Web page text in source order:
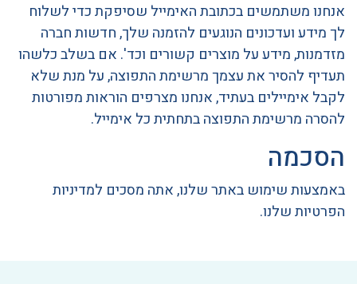
אנחנו משתמשים בכתובת האימייל שסיפקת כדי לשלוח
לך מידע ועדכונים הנוגעים להזמנה שלך, חדשות חברה
מזדמנות, מידע על מוצרים קשורים וכד'. אם בשלב כלשהו
תעדיף להסיר את עצמך מרשימת התפוצה, על מנת שלא
לקבל אימיילים בעתיד, אנחנו מצרפים הוראות מפורטות
להסרה מרשימת התפוצה בתחתית כל אימייל.
הסכמה
באמצעות שימוש באתר שלנו, אתה מסכים למדיניות
הפרטיות שלנו.